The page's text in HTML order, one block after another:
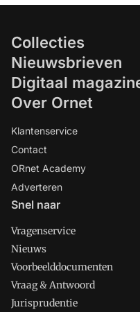
Collecties
Nieuwsbrieven
Digitaal
Over Ornet
Klantenservice
Contact
ORnet Academy
Adverteren
Snel naar
Vragenservice
Nieuws
Voorbeelddocumenten
Vraag & Antwoord
Jurisprudentie